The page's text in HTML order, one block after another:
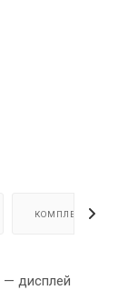
КОМПЛЕКТАЦИЯ
— дисплей